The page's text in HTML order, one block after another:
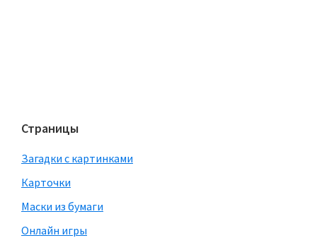
Страницы
Загадки с картинками
Карточки
Маски из бумаги
Онлайн игры